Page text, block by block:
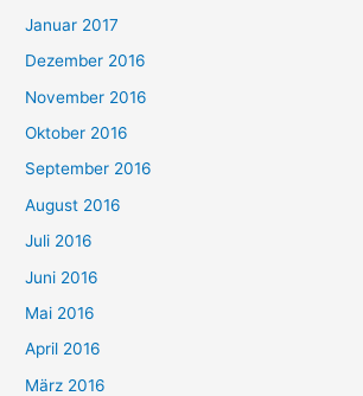
Januar 2017
Dezember 2016
November 2016
Oktober 2016
September 2016
August 2016
Juli 2016
Juni 2016
Mai 2016
April 2016
März 2016